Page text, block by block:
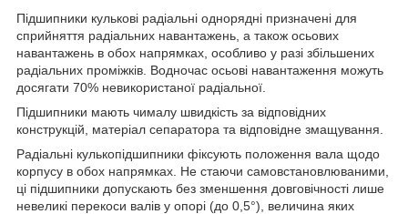
Підшипники кулькові радіальні однорядні призначені для
сприйняття радіальних навантажень, а також осьових
навантажень в обох напрямках, особливо у разі збільшених
радіальних проміжків. Водночас осьові навантаження можуть
досягати 70% невикористаної радіальної.
Підшипники мають чималу швидкість за відповідних
конструкцій, матеріал сепаратора та відповідне змащування.
Радіальні кулькопідшипники фіксують положення вала щодо
корпусу в обох напрямках. Не стаючи самовстановлюваними,
ці підшипники допускають без зменшення довговічності лише
невеликі перекоси валів у опорі (до 0,5°), величина яких